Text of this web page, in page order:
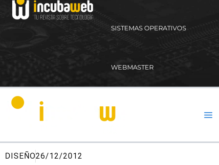
SISTEMAS OPERATIVOS
WEBMASTER
DISEÑO26/12/2012